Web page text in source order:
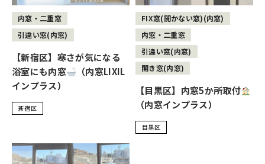
内窓・二重窓
引違い窓(内窓)
【新宿区】寒さが気になる
浴室にも内窓
（内窓LIXIL
インプラス）
新宿区
FIX窓(開かない窓)(内窓)
内窓・二重窓
引違い窓(内窓)
開き窓(内窓)
【目黒区】内窓5か所取付
（内窓インプラス）
目黒区